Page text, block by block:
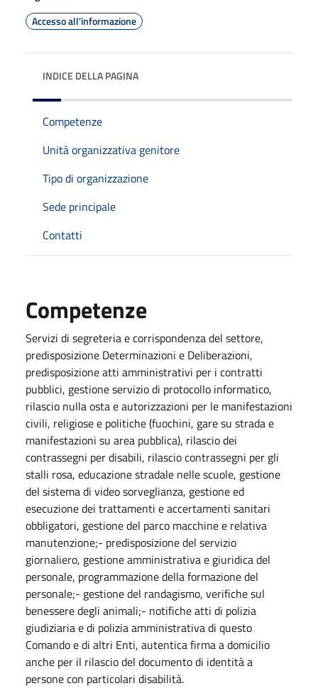
Accesso all'informazione
INDICE DELLA PAGINA
Competenze
Unità organizzativa genitore
Tipo di organizzazione
Sede principale
Contatti
Competenze
Servizi di segreteria e corrispondenza del settore,
predisposizione Determinazioni e Deliberazioni,
predisposizione atti amministrativi per i contratti
pubblici, gestione servizio di protocollo informatico,
rilascio nulla osta e autorizzazioni per le manifestazioni
civili, religiose e politiche (fuochini, gare su strada e
manifestazioni su area pubblica), rilascio dei
contrassegni per disabili, rilascio contrassegni per gli
stalli rosa, educazione stradale nelle scuole, gestione
del sistema di video sorveglianza, gestione ed
esecuzione dei trattamenti e accertamenti sanitari
obbligatori, gestione del parco macchine e relativa
manutenzione;- predisposizione del servizio
giornaliero, gestione amministrativa e giuridica del
personale, programmazione della formazione del
personale;- gestione del randagismo, verifiche sul
benessere degli animali;- notifiche atti di polizia
giudiziaria e di polizia amministrativa di questo
Comando e di altri Enti, autentica firma a domicilio
anche per il rilascio del documento di identità a
persone con particolari disabilità.